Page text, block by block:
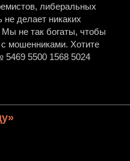
либеральных
делает никаких
Мы не так богаты, чтобы
мошенниками. Хотите
5500 1568 5024